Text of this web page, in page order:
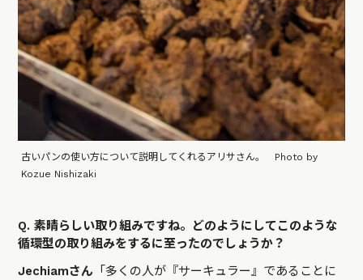
古いパンの使い方について説明してくれるアリサさん。 Photo by
Kozue Nishizaki
Q. 素晴らしい取り組みですね。どのようにしてこのような
循環型の取り組みをするに至ったのでしょうか？
Jechiamさん 「多くの人が『サーキュラー』であることに